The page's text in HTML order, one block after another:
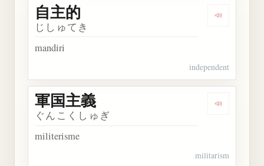
Dengarkan
自主的
じしゅてき
mandiri
independent
Dengarkan
軍国主義
ぐんこくしゅぎ
militerisme
militarism